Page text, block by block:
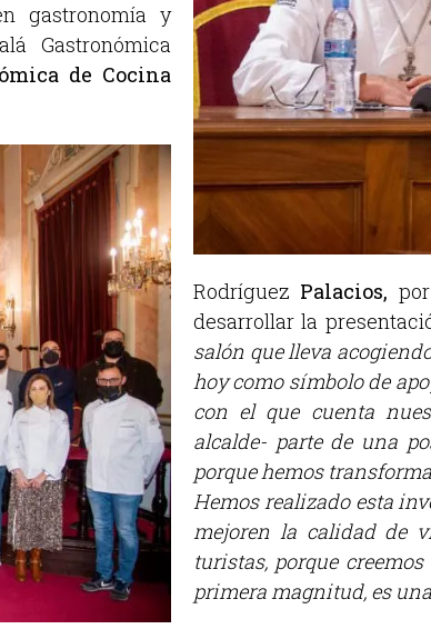
gastronomía y
Gastronómica
de Cocina
Rodríguez Palacios,
desarrollar la
salón que lleva
hoy como símbolo de
con el que cuenta
alcalde- parte de una
porque hemos
Hemos realizado esta
mejoren la calidad de
turistas, porque
primera magnitud, es